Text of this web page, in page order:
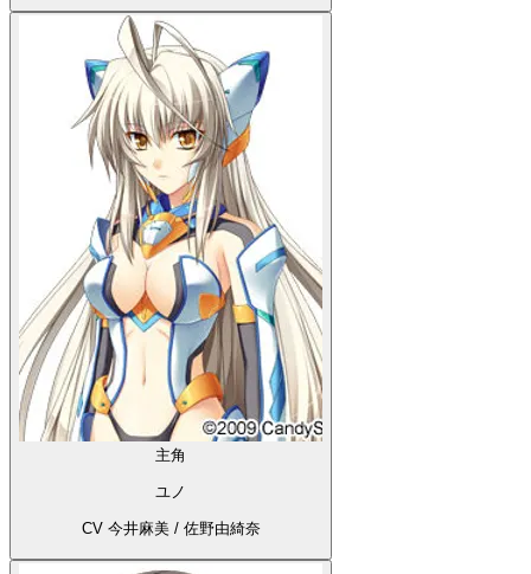
主角
ユノ
CV 今井麻美 / 佐野由綺奈